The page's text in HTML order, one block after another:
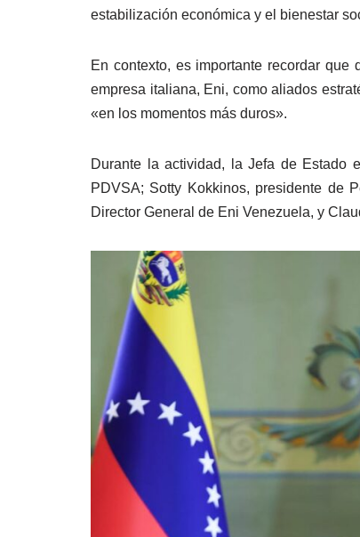
estabilización económica y el bienestar
En contexto, es importante recordar
empresa italiana, Eni, como aliados
«en los momentos más duros».
Durante la actividad, la Jefa de Estado
PDVSA; Sotty Kokkinos, presidente de
Director General de Eni Venezuela, y